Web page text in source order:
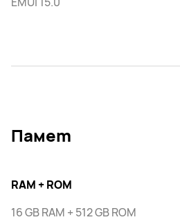
Памет
RAM + ROM
16 GB RAM + 512 GB ROM